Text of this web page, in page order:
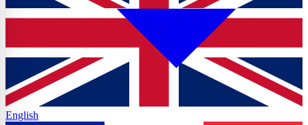
English